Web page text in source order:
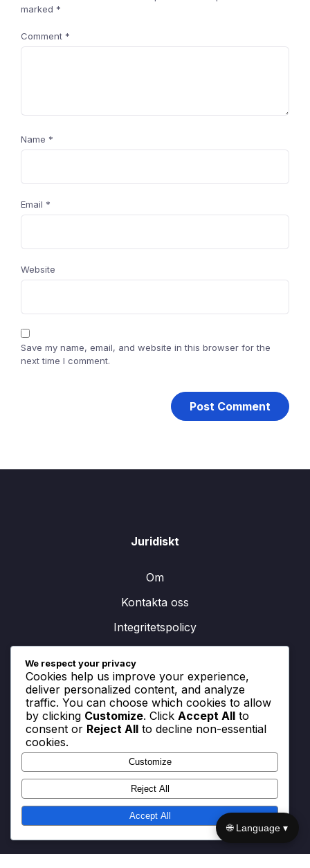
marked *
Comment *
Name *
Email *
Website
Save my name, email, and website in this browser for the
next time I comment.
Juridiskt
Om
Kontakta oss
Integritetspolicy
Cookiepolicy
Kategorier
hub-1
hub-2
hub-3
We respect your privacy
Cookies help us improve your experience,
deliver personalized content, and analyze
traffic. You can choose which cookies to allow
by clicking Customize. Click Accept All to
consent or Reject All to decline non-essential
cookies.
Customize
Reject All
Accept All
🌐 Language ▾